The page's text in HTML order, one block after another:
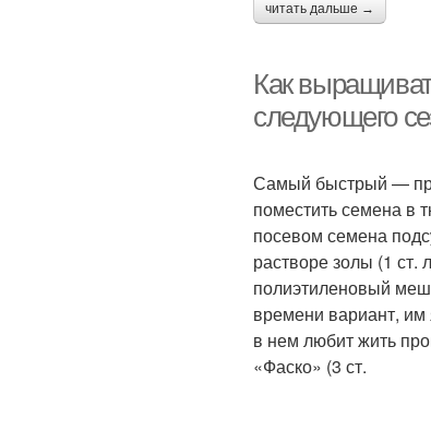
читать дальше →
Как
следующего
Самый быстрый —
поместить семена в
посевом семена
растворе золы (1 ст.
полиэтиленовый
времени вариант, им
в нем любит жить
«Фаско» (3 ст.